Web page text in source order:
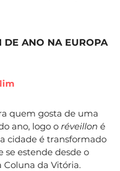
DE ANO NA EUROPA
quem gosta de uma
ano, logo o réveillon é
cidade é transformado
se estende desde o
da Vitória.